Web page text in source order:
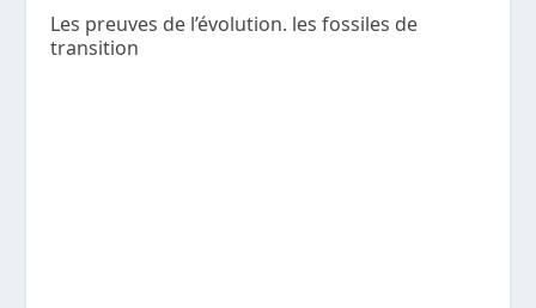
Les preuves de l’évolution. les fossiles de
transition